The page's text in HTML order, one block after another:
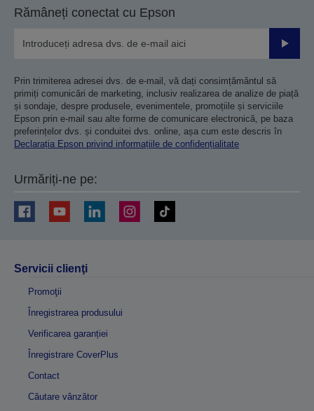
Rămâneți conectat cu Epson
Prin trimiterea adresei dvs. de e-mail, vă dați consimțământul să
primiți comunicări de marketing, inclusiv realizarea de analize de piață
și sondaje, despre produsele, evenimentele, promoțiile și serviciile
Epson prin e-mail sau alte forme de comunicare electronică, pe baza
preferințelor dvs. și conduitei dvs. online, așa cum este descris în
Declarația Epson privind informațiile de confidențialitate
Urmăriți-ne pe:
Servicii clienţi
Promoţii
Înregistrarea produsului
Verificarea garanției
Înregistrare CoverPlus
Contact
Căutare vânzător